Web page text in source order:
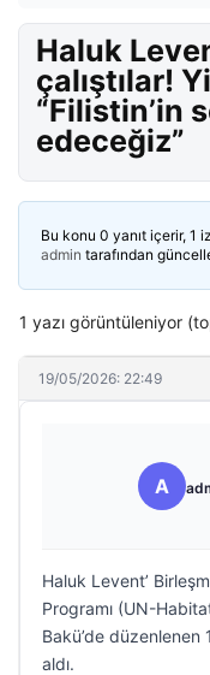
Haluk
çalıştılar!
“Filistin’in
edeceğiz”
Bu konu 0 yanıt içerir, 1
admin tarafından
1 yazı görüntüleniyor
19/05/2026: 22:49
A
Haluk Levent’
Programı (UN-
Bakü’de düzenlenen
aldı.